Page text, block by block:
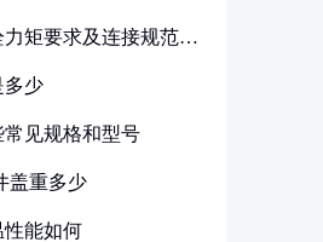
矩要求及连接规范详
多少
见规格和型号
盖重多少
能如何